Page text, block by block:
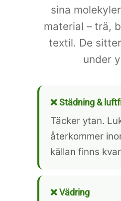
sina
material – trä,
textil. De
under
❌ Städning &
Täcker ytan.
återkommer
källan finns
❌ Vädring